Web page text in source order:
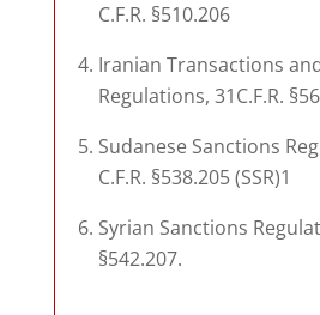
C.F.R. §510.206
Iranian Transactions
Regulations, 31C.F.R.
Sudanese Sanctions
C.F.R. §538.205 (SSR)1
Syrian Sanctions
§542.207.